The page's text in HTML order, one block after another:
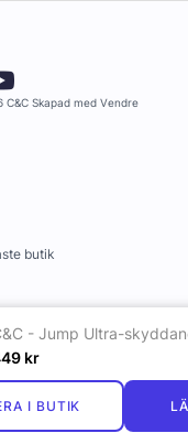
kr
I BUTIK
C&C Skapad med Vendre
butik